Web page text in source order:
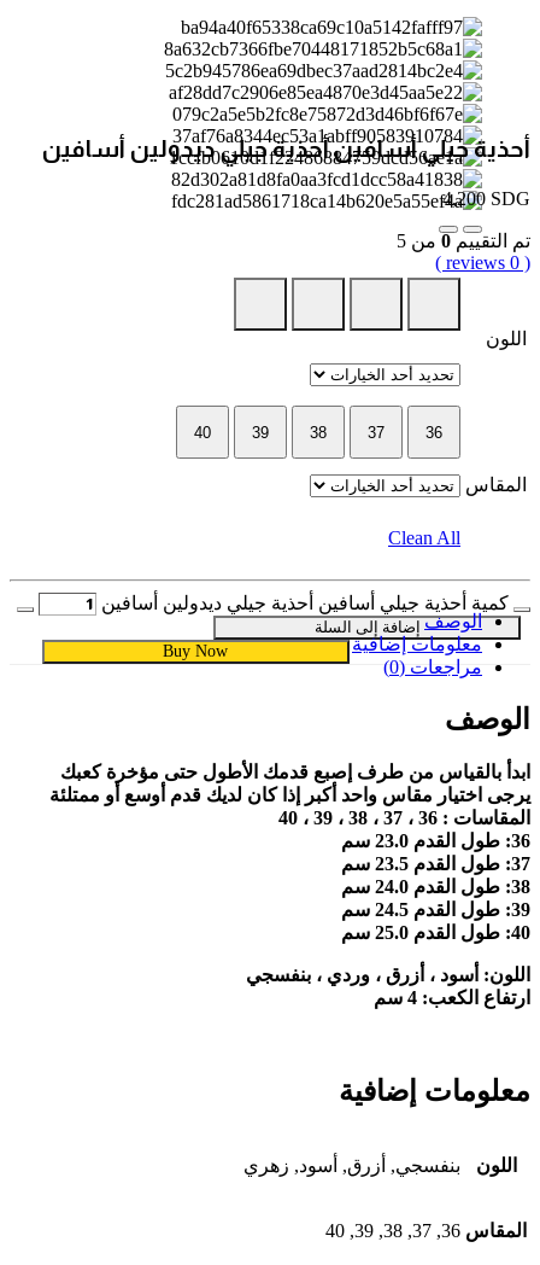
أحذية جيلي أسافين أحذية جيلي ديدولين أسافين
4,200 SDG
تم التقييم 0 من 5
( 0 reviews )
اللون
المقاس
36
37
38
39
40
Clean All
كمية أحذية جيلي أسافين أحذية جيلي ديدولين أسافين
إضافة إلى السلة
Buy Now
الوصف
معلومات إضافية
مراجعات (0)
الوصف
ابدأ بالقياس من طرف إصبع قدمك الأطول حتى مؤخرة كعبك
يرجى اختيار مقاس واحد أكبر إذا كان لديك قدم أوسع أو ممتلئة
المقاسات : 36 ، 37 ، 38 ، 39 ، 40
36: طول القدم 23.0 سم
37: طول القدم 23.5 سم
38: طول القدم 24.0 سم
39: طول القدم 24.5 سم
40: طول القدم 25.0 سم
اللون: أسود ، أزرق ، وردي ، بنفسجي
ارتفاع الكعب: 4 سم
معلومات إضافية
اللون بنفسجي, أزرق, أسود, زهري
المقاس 36, 37, 38, 39, 40